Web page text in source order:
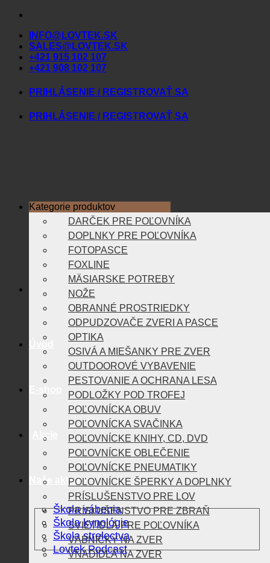
Skip
contentINFO@LOVTEK.SK
SALES@LOVTEK.SK
+421 915 102 107
+421 908 102 107
PRIHLÁSENIE / REGISTROVAŤ SA
PRIHLÁSENIE / REGISTROVAŤ SA
Akcie
Naše aktivity
Škola vábenia
Škola kynológie
Škola strelectva
Lovtek Podcast
Kategorie produktov
DARČEK PRE POĽOVNÍKA
DOPLNKY PRE POĽOVNÍKA
FOTOPASCE
FOXLINE
MÄSIARSKE POTREBY
NOŽE
OBRANNÉ PROSTRIEDKY
ODPUDZOVAČE ZVERI A PASCE
OPTIKA
OSIVÁ A MIEŠANKY PRE ZVER
OUTDOOROVÉ VYBAVENIE
PESTOVANIE A OCHRANA LESA
PODLOŽKY POD TROFEJ
POĽOVNÍCKA OBUV
POĽOVNÍCKA SVAČINKA
POĽOVNÍCKE KNIHY, CD, DVD
POĽOVNÍCKE OBLEČENIE
POĽOVNÍCKE PNEUMATIKY
POĽOVNÍCKE ŠPERKY A DOPLNKY
PRÍSLUŠENSTVO PRE LOV
PRÍSLUŠENSTVO PRE ZBRAŇ
SVIETIDLÁ PRE POĽOVNÍKA
VÁBNIČKY NA ZVER
VNADIDLÁ NA ZVER